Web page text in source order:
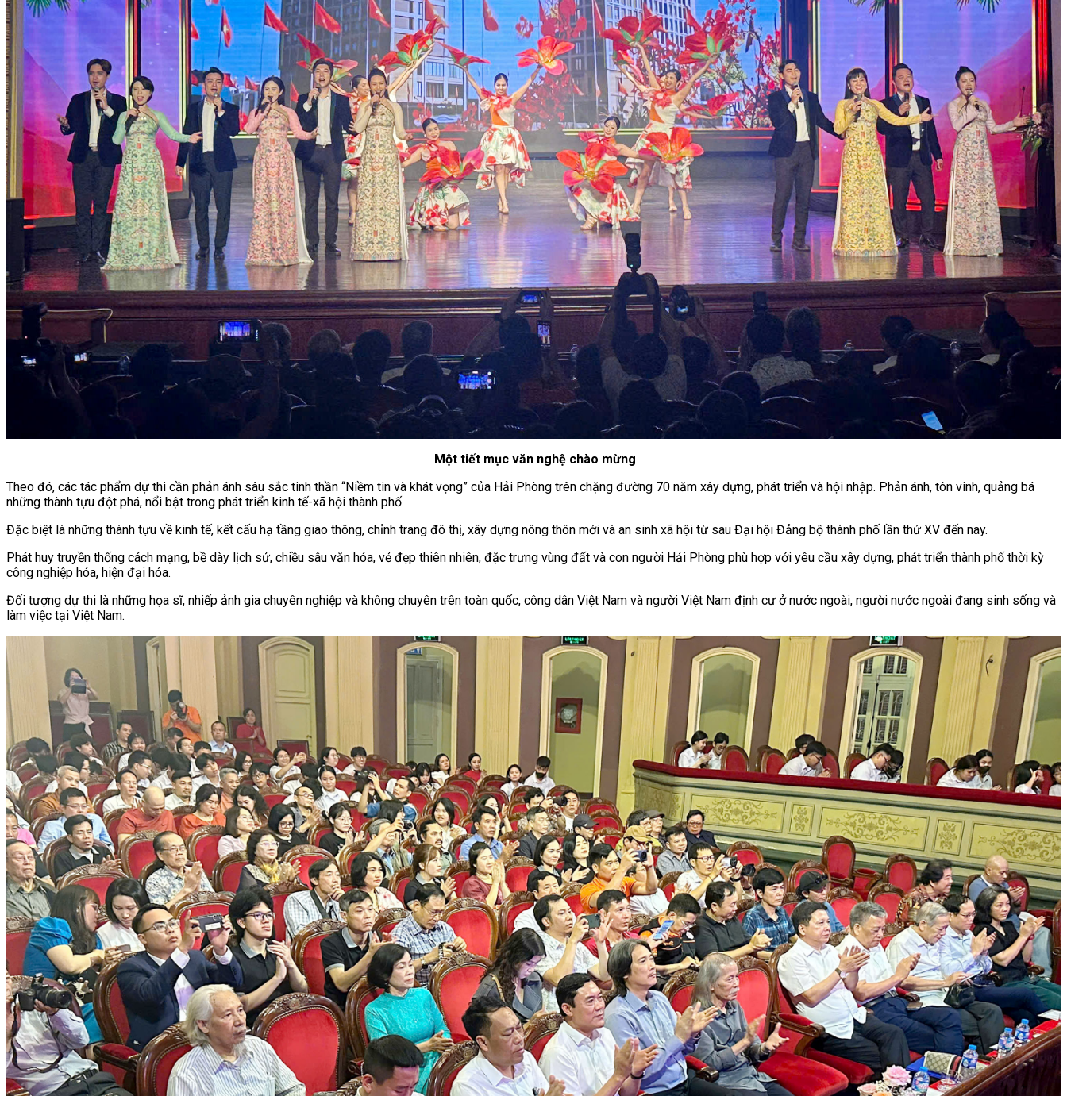
Một tiết mục văn nghệ chào mừng
Theo đó, các tác phẩm dự thi cần phản ánh sâu sắc tinh thần “Niềm tin và khát vọng” của Hải Phòng trên chặng đường 70 năm xây dựng, phát triển và hội nhập. Phản ánh, tôn vinh, quảng bá
những thành tựu đột phá, nổi bật trong phát triển kinh tế-xã hội thành phố.
Đặc biệt là những thành tựu về kinh tế, kết cấu hạ tầng giao thông, chỉnh trang đô thị, xây dựng nông thôn mới và an sinh xã hội từ sau Đại hội Đảng bộ thành phố lần thứ XV đến nay.
Phát huy truyền thống cách mạng, bề dày lịch sử, chiều sâu văn hóa, vẻ đẹp thiên nhiên, đặc trưng vùng đất và con người Hải Phòng phù hợp với yêu cầu xây dựng, phát triển thành phố thời kỳ
công nghiệp hóa, hiện đại hóa.
Đối tượng dự thi là những họa sĩ, nhiếp ảnh gia chuyên nghiệp và không chuyên trên toàn quốc, công dân Việt Nam và người Việt Nam định cư ở nước ngoài, người nước ngoài đang sinh sống và
làm việc tại Việt Nam.